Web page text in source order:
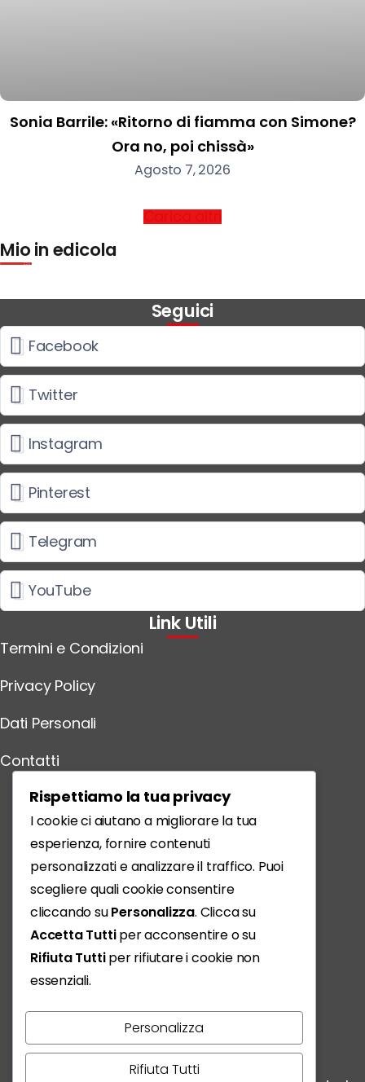
Sonia Barrile: «Ritorno di fiamma con Simone?
Ora no, poi chissà»
Agosto 7, 2026
Carica altri
Mio in edicola
Seguici
Facebook
Twitter
Instagram
Pinterest
Telegram
YouTube
Link Utili
Termini e Condizioni
Privacy Policy
Dati Personali
Contatti
Scarica l'App
Vivere, condividere, scoprire:
Rispettiamo la tua privacy
I cookie ci aiutano a migliorare la tua
esperienza, fornire contenuti
personalizzati e analizzare il traffico. Puoi
scegliere quali cookie consentire
cliccando suPersonalizza. Clicca su
Accetta Tuttiper acconsentire o su
Rifiuta Tuttiper rifiutare i cookie non
essenziali.
Personalizza
Rifiuta Tutti